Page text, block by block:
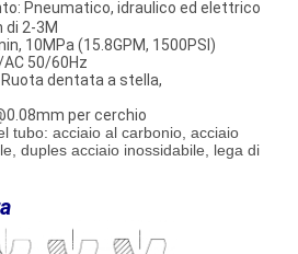
Pneumatico, idraulico ed elettrico
di 2-3M
10MPa (15.8GPM, 1500PSI)
50/60Hz
dentata a stella,
per cerchio
tubo: acciaio al carbonio, acciaio
duples acciaio inossidabile, lega di